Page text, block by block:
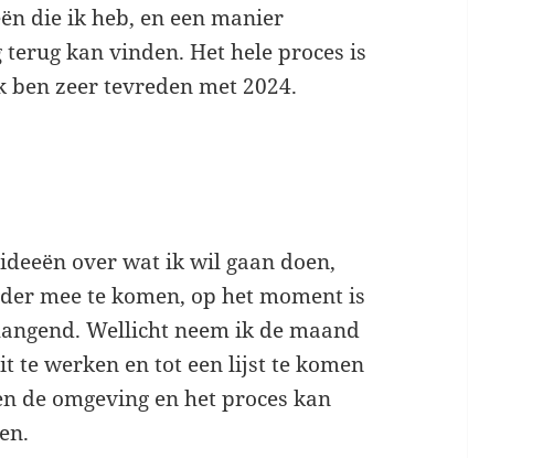
die ik heb, en een manier
kan vinden. Het hele proces is
zeer tevreden met 2024.
over wat ik wil gaan doen,
mee te komen, op het moment is
Wellicht neem ik de maand
te werken en tot een lijst te komen
de omgeving en het proces kan